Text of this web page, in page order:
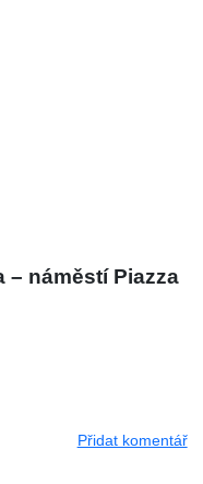
– náměstí Piazza
Přidat komentář